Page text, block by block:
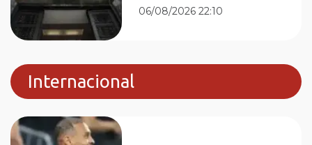
06/08/2026 22:10
Internacional